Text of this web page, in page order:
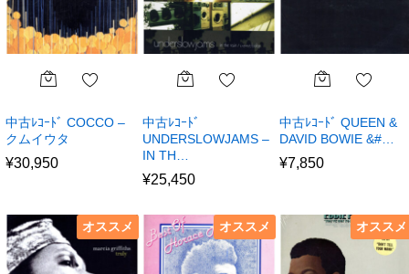
中古ﾚｺｰﾄﾞ COCCO –
クムイウタ
¥30,950
中古ﾚｺｰﾄﾞ
UNDERSLOWJAMS –
IN TH…
¥25,450
中古ﾚｺｰﾄﾞ QUEEN &
DAVID BOWIE &#…
¥7,850
オススメ オススメ オススメ